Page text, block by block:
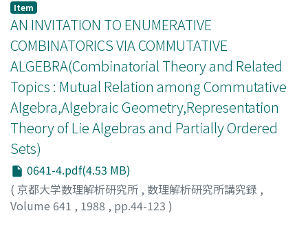
Item
AN INVITATION TO ENUMERATIVE
COMBINATORICS VIA COMMUTATIVE
ALGEBRA(Combinatorial Theory and Related
Topics : Mutual Relation among Commutative
Algebra,Algebraic Geometry,Representation
Theory of Lie Algebras and Partially Ordered
Sets)
0641-4.pdf(4.53 MB)
( 京都大学数理解析研究所 , 数理解析研究所講究録 ,
Volume 641 , 1988 , pp.44-123 )